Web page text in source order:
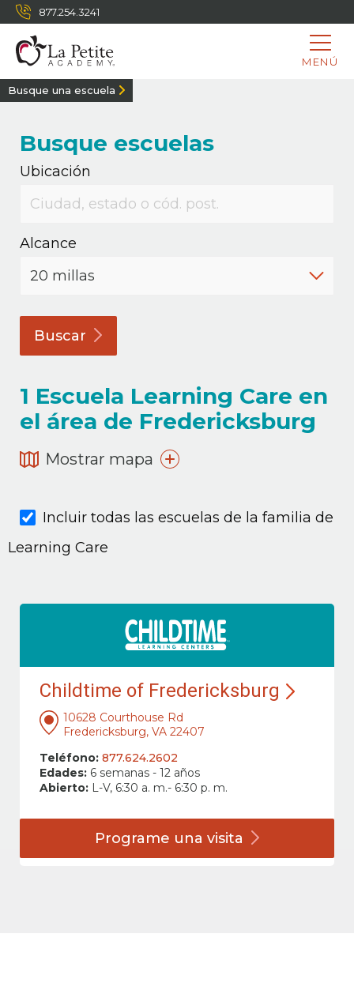
877.254.3241
MENÚ
Busque una escuela
Busque escuelas
Ubicación
Alcance
Buscar
1 Escuela Learning Care en
el área de Fredericksburg
Mostrar mapa
Incluir todas las escuelas de la familia de
Learning Care
Childtime of Fredericksburg
10628 Courthouse Rd
Fredericksburg, VA 22407
Teléfono: 877.624.2602
Edades: 6 semanas - 12 años
Abierto: L-V, 6:30 a. m.- 6:30 p. m.
Programe una visita